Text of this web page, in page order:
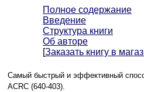
Полное содержание
Введение
Структура книги
Об авторе
[Заказать книгу в
Самый быстрый и эффективный
ACRC (640-403).